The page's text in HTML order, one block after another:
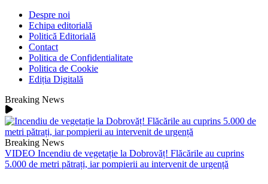
Despre noi
Echipa editorială
Politică Editorială
Contact
Politica de Confidentialitate
Politica de Cookie
Ediția Digitală
Breaking News
Breaking News
VIDEO Incendiu de vegetație la Dobrovăț! Flăcările au cuprins
5.000 de metri pătrați, iar pompierii au intervenit de urgență